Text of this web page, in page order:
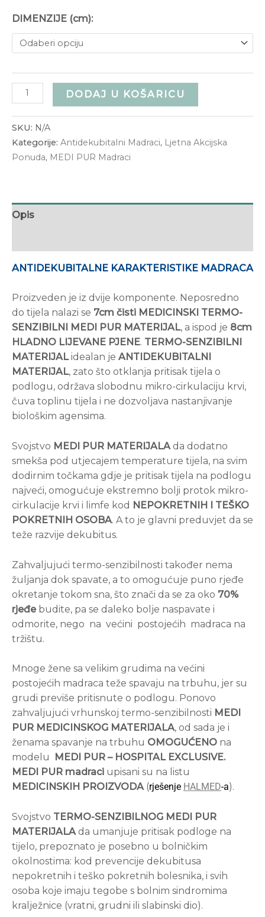
DIMENZIJE (cm):
DODAJ U KOŠARICU
SKU: N/A
Kategorije: Antidekubitalni Madraci, Ljetna Akcijska
Ponuda, MEDI PUR Madraci
Opis
ANTIDEKUBITALNE KARAKTERISTIKE MADRACA
Proizveden je iz dvije komponente. Neposredno
do tijela nalazi se 7cm čisti MEDICINSKI TERMO-
SENZIBILNI MEDI PUR MATERIJAL, a ispod je 8cm
HLADNO LIJEVANE PJENE. TERMO-SENZIBILNI
MATERIJALidealan je ANTIDEKUBITALNI
MATERIJAL, zato što otklanja pritisak tijela o
podlogu, održava slobodnu mikro-cirkulaciju krvi,
čuva toplinu tijela i ne dozvoljava nastanjivanje
biološkim agensima.
Svojstvo MEDI PUR MATERIJALAda dodatno
smekša pod utjecajem temperature tijela, na svim
dodirnim točkama gdje je pritisak tijela na podlogu
najveći, omogućuje ekstremno bolji protok mikro-
cirkulacije krvi i limfe kod NEPOKRETNIH I TEŠKO
POKRETNIH OSOBA. A to je glavni preduvjet da se
teže razvije dekubitus.
Zahvaljujući termo-senzibilnosti također nema
žuljanja dok spavate, a to omogućuje puno rjeđe
okretanje tokom sna, što znači da se za oko 70%
rjeđebudite, pa se daleko bolje naspavate i
odmorite, nego na većini postojećih madraca na
tržištu.
Mnoge žene sa velikim grudima na većini
postojećih madraca teže spavaju na trbuhu, jer su
grudi previše pritisnute o podlogu. Ponovo
zahvaljujući vrhunskoj termo-senzibilnosti MEDI
PUR MEDICINSKOG MATERIJALA, od sada je i
ženama spavanje na trbuhu OMOGUĆENO na
modelu
MEDI PUR – HOSPITAL EXCLUSIVE.
MEDI PUR madraci upisani su na listu
MEDICINSKIH PROIZVODA (rješenje HALMED-a).
Svojstvo TERMO-SENZIBILNOG MEDI PUR
MATERIJALAda umanjuje pritisak podloge na
tijelo, prepoznato je posebno u bolničkim
okolnostima: kod prevencije dekubitusa
nepokretnih i teško pokretnih bolesnika, i svih
osoba koje imaju tegobe s bolnim sindromima
kralježnice (vratni, grudni ili slabinski dio).